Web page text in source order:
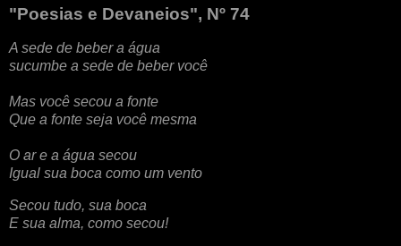
"Poesias e Devaneios", Nº 74
A sede de beber a água
sucumbe a sede de beber você
Mas você secou a fonte
Que a fonte seja você mesma
O ar e a água secou
Igual sua boca como um vento
Secou tudo, sua boca
E sua alma, como secou!